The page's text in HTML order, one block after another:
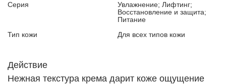
Серия
Увлажнение; Лифтинг;
Восстановление и защита;
Питание
Тип кожи
Для всех типов кожи
Действие
Нежная текстура крема дарит коже ощущение